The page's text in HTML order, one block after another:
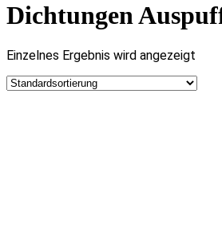
Dichtungen
Einzelnes Ergebnis wird angezeigt